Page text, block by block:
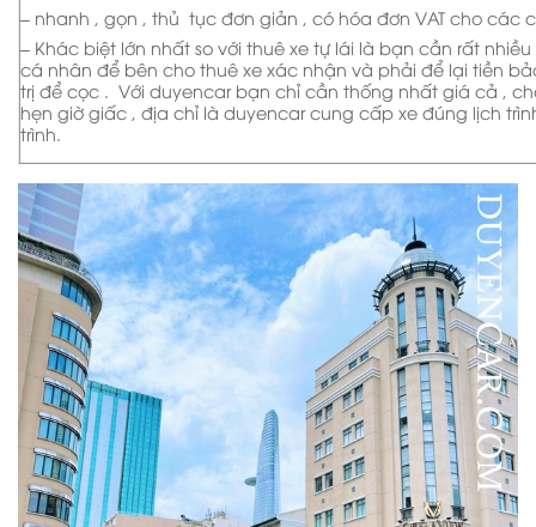
– nhanh , gọn , thủ tục đơn giản , có hóa đơn VAT cho các
– Khác biệt lớn nhất so với thuê xe tự lái là bạn cần rất
cá nhân để bên cho thuê xe xác nhận và phải để lại tiền
trị để cọc . Với duyencar bạn chỉ cần thống nhất giá cả ,
hẹn giờ giấc , địa chỉ là duyencar cung cấp xe đúng lịch
trình.